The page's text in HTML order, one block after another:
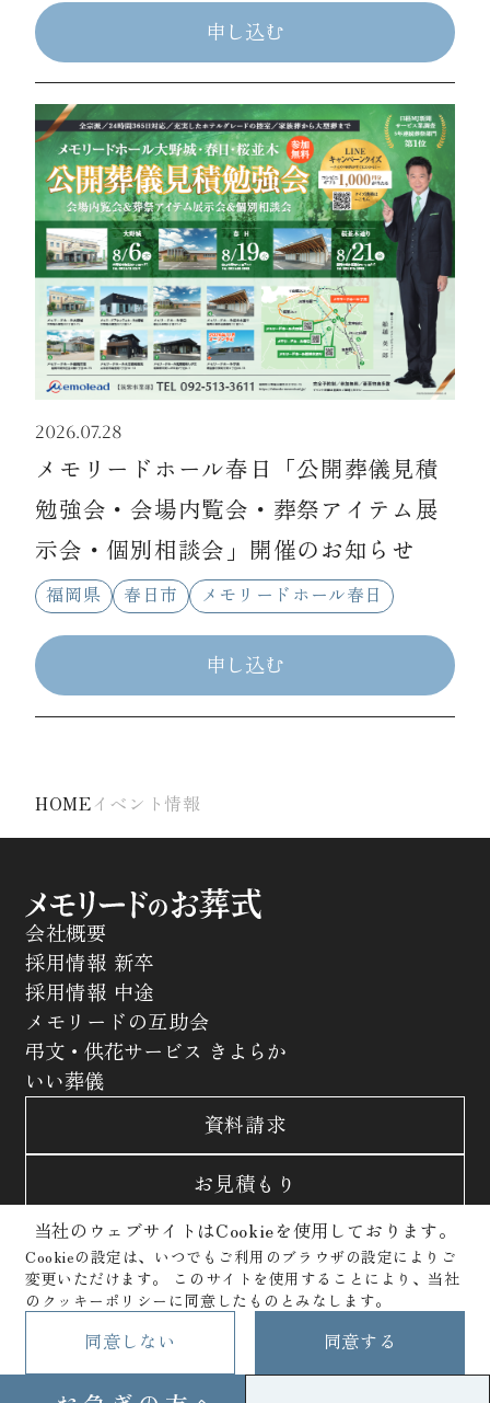
申し込む
2026.07.28
メモリードホール春日「公開葬儀見積
勉強会・会場内覧会・葬祭アイテム展
示会・個別相談会」開催のお知らせ
福岡県 春日市 メモリードホール春日
申し込む
HOMEイベント情報
会社概要
採用情報 新卒
採用情報 中途
メモリードの互助会
弔文・供花サービス きよらか
いい葬儀
資料請求
お見積もり
お問合わせ
サイトポリシー
プライバシーポリシー
クッキーポリシー
Copyright © Memolead Corporation. All Rights Reserved.
当社のウェブサイトはCookieを使用しております。
Cookieの設定は、いつでもご利用のブラウザの設定によりご
変更いただけます。
このサイトを使用することにより、当社
のクッキーポリシーに同意したものとみなします。
同意しない 同意する